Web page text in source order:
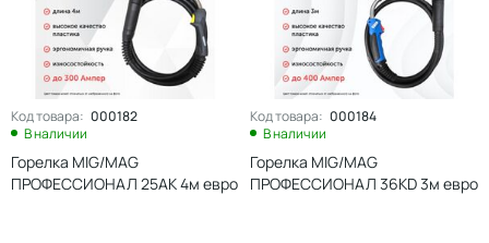
Код товара: 000182
В наличии
Горелка MIG/MAG
ПРОФЕССИОНАЛ 25АК 4м евро
Код товара: 000184
В наличии
Горелка MIG/MAG
ПРОФЕССИОНАЛ 36КD 3м евро